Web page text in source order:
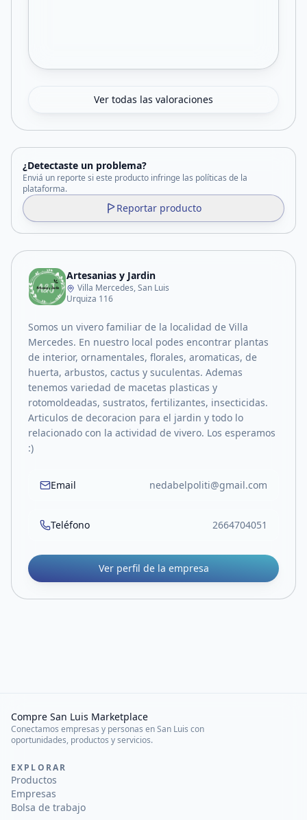
Ver todas las valoraciones
¿Detectaste un problema?
Enviá un reporte si este producto infringe las políticas de la
plataforma.
Reportar producto
Artesanias y Jardin
Villa Mercedes, San Luis
Urquiza 116
Somos un vivero familiar de la localidad de Villa
Mercedes. En nuestro local podes encontrar plantas
de interior, ornamentales, florales, aromaticas, de
huerta, arbustos, cactus y suculentas. Ademas
tenemos variedad de macetas plasticas y
rotomoldeadas, sustratos, fertilizantes, insecticidas.
Articulos de decoracion para el jardin y todo lo
relacionado con la actividad de vivero. Los esperamos
:)
Email nedabelpoliti@gmail.com
Teléfono 2664704051
Ver perfil de la empresa
Compre San Luis Marketplace
Conectamos empresas y personas en San Luis con
oportunidades, productos y servicios.
EXPLORAR
Productos
Empresas
Bolsa de trabajo